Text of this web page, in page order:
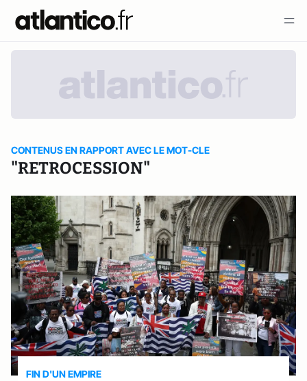
CONTENUS EN RAPPORT AVEC LE MOT-CLE
"RETROCESSION"
FIN D'UN EMPIRE